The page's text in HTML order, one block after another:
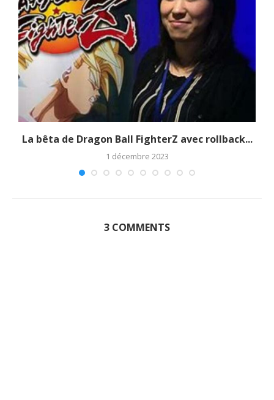
La bêta de Dragon Ball FighterZ avec rollback...
1 décembre 2023
3 COMMENTS